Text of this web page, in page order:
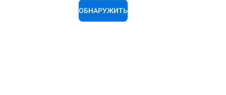
ОБНАРУЖИТЬ